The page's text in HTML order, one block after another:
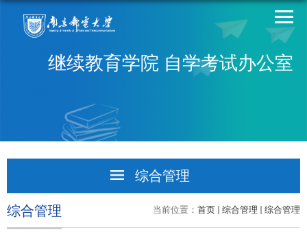
继续教育学院 自学考试办公室
综合管理
学生活动
当前位置： 首页 综合管理 综合管理
综合管理